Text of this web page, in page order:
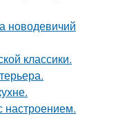
новодевичий
классики.
настроением.